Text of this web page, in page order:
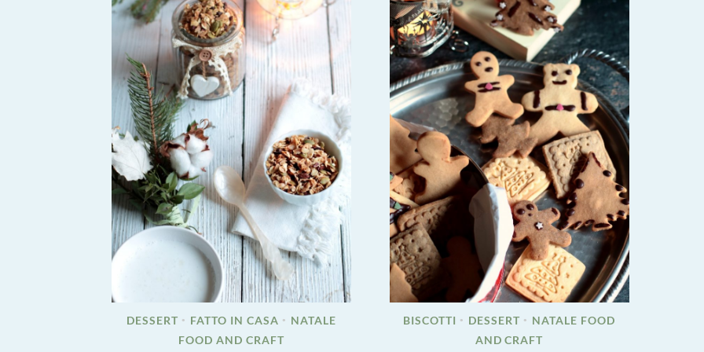
DESSERT • FATTO IN CASA •
NATALE
FOOD AND CRAFT
BISCOTTI • DESSERT •
NATALE FOOD
AND CRAFT